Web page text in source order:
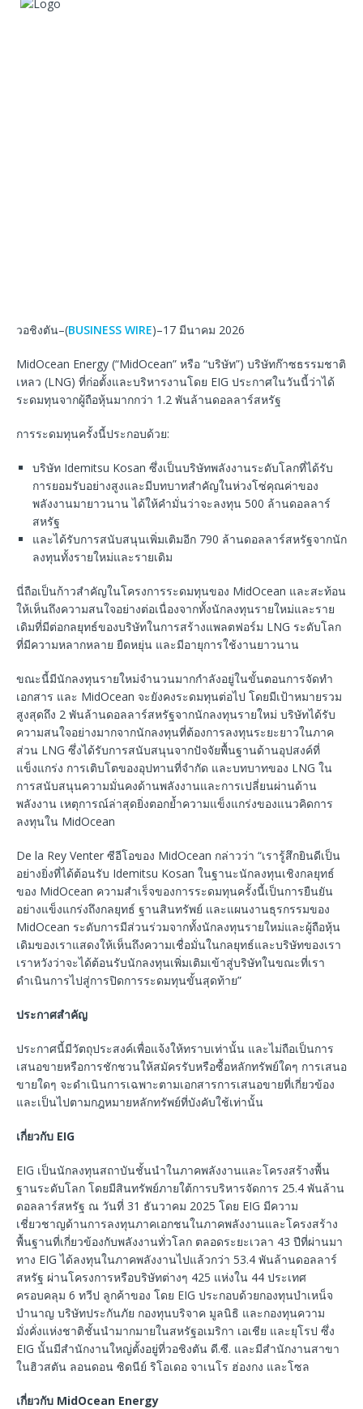
วอชิงตัน–(BUSINESS WIRE)–17 มีนาคม 2026
MidOcean Energy (“MidOcean” หรือ “บริษัท”) บริษัทก๊าซธรรมชาติ
เหลว (LNG) ที่ก่อตั้งและบริหารงานโดย EIG ประกาศในวันนี้ว่าได้
ระดมทุนจากผู้ถือหุ้นมากกว่า 1.2 พันล้านดอลลาร์สหรัฐ
การระดมทุนครั้งนี้ประกอบด้วย:
บริษัท Idemitsu Kosan ซึ่งเป็นบริษัทพลังงานระดับโลกที่ได้รับ
การยอมรับอย่างสูงและมีบทบาทสำคัญในห่วงโซ่คุณค่าของ
พลังงานมายาวนาน ได้ให้คำมั่นว่าจะลงทุน 500 ล้านดอลลาร์
สหรัฐ
และได้รับการสนับสนุนเพิ่มเติมอีก 790 ล้านดอลลาร์สหรัฐจากนัก
ลงทุนทั้งรายใหม่และรายเดิม
นี่ถือเป็นก้าวสำคัญในโครงการระดมทุนของ MidOcean และสะท้อน
ให้เห็นถึงความสนใจอย่างต่อเนื่องจากทั้งนักลงทุนรายใหม่และราย
เดิมที่มีต่อกลยุทธ์ของบริษัทในการสร้างแพลตฟอร์ม LNG ระดับโลก
ที่มีความหลากหลาย ยืดหยุ่น และมีอายุการใช้งานยาวนาน
ขณะนี้มีนักลงทุนรายใหม่จำนวนมากกำลังอยู่ในขั้นตอนการจัดทำ
เอกสาร และ MidOcean จะยังคงระดมทุนต่อไป โดยมีเป้าหมายรวม
สูงสุดถึง 2 พันล้านดอลลาร์สหรัฐจากนักลงทุนรายใหม่ บริษัทได้รับ
ความสนใจอย่างมากจากนักลงทุนที่ต้องการลงทุนระยะยาวในภาค
ส่วน LNG ซึ่งได้รับการสนับสนุนจากปัจจัยพื้นฐานด้านอุปสงค์ที่
แข็งแกร่ง การเติบโตของอุปทานที่จำกัด และบทบาทของ LNG ใน
การสนับสนุนความมั่นคงด้านพลังงานและการเปลี่ยนผ่านด้าน
พลังงาน เหตุการณ์ล่าสุดยิ่งตอกย้ำความแข็งแกร่งของแนวคิดการ
ลงทุนใน MidOcean
De la Rey Venter ซีอีโอของ MidOcean กล่าวว่า “เรารู้สึกยินดีเป็น
อย่างยิ่งที่ได้ต้อนรับ Idemitsu Kosan ในฐานะนักลงทุนเชิงกลยุทธ์
ของ MidOcean ความสำเร็จของการระดมทุนครั้งนี้เป็นการยืนยัน
อย่างแข็งแกร่งถึงกลยุทธ์ ฐานสินทรัพย์ และแผนงานธุรกรรมของ
MidOcean ระดับการมีส่วนร่วมจากทั้งนักลงทุนรายใหม่และผู้ถือหุ้น
เดิมของเราแสดงให้เห็นถึงความเชื่อมั่นในกลยุทธ์และบริษัทของเรา
เราหวังว่าจะได้ต้อนรับนักลงทุนเพิ่มเติมเข้าสู่บริษัทในขณะที่เรา
ดำเนินการไปสู่การปิดการระดมทุนขั้นสุดท้าย”
ประกาศสำคัญ
ประกาศนี้มีวัตถุประสงค์เพื่อแจ้งให้ทราบเท่านั้น และไม่ถือเป็นการ
เสนอขายหรือการชักชวนให้สมัครรับหรือซื้อหลักทรัพย์ใดๆ การเสนอ
ขายใดๆ จะดำเนินการเฉพาะตามเอกสารการเสนอขายที่เกี่ยวข้อง
และเป็นไปตามกฎหมายหลักทรัพย์ที่บังคับใช้เท่านั้น
เกี่ยวกับ EIG
EIG เป็นนักลงทุนสถาบันชั้นนำในภาคพลังงานและโครงสร้างพื้น
ฐานระดับโลก โดยมีสินทรัพย์ภายใต้การบริหารจัดการ 25.4 พันล้าน
ดอลลาร์สหรัฐ ณ วันที่ 31 ธันวาคม 2025 โดย EIG มีความ
เชี่ยวชาญด้านการลงทุนภาคเอกชนในภาคพลังงานและโครงสร้าง
พื้นฐานที่เกี่ยวข้องกับพลังงานทั่วโลก ตลอดระยะเวลา 43 ปีที่ผ่านมา
ทาง EIG ได้ลงทุนในภาคพลังงานไปแล้วกว่า 53.4 พันล้านดอลลาร์
สหรัฐ ผ่านโครงการหรือบริษัทต่างๆ 425 แห่งใน 44 ประเทศ
ครอบคลุม 6 ทวีป ลูกค้าของ โดย EIG ประกอบด้วยกองทุนบำเหน็จ
บำนาญ บริษัทประกันภัย กองทุนบริจาค มูลนิธิ และกองทุนความ
มั่งคั่งแห่งชาติชั้นนำมากมายในสหรัฐอเมริกา เอเชีย และยุโรป ซึ่ง
EIG นั้นมีสำนักงานใหญ่ตั้งอยู่ที่วอชิงตัน ดี.ซี. และมีสำนักงานสาขา
ในฮิวสตัน ลอนดอน ซิดนีย์ ริโอเดอ จาเนโร ฮ่องกง และโซล
เกี่ยวกับ MidOcean Energy